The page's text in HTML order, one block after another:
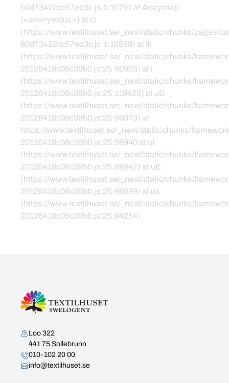
60d73422cc57ed3c.js:1:10791 at Array.map
(<anonymous>) at O
(https://www.textilhuset.se/_next/static/chunks/pages/
60d73422cc57ed3c.js:1:10598) at lk
(https://www.textilhuset.se/_next/static/chunks/
20126418c06c39b0.js:25:60903) at i
(https://www.textilhuset.se/_next/static/chunks/
20126418c06c39b0.js:25:119420) at uD
(https://www.textilhuset.se/_next/static/chunks/
20126418c06c39b0.js:25:99073) at
https://www.textilhuset.se/_next/static/chunks/
20126418c06c39b0.js:25:98940 at uI
(https://www.textilhuset.se/_next/static/chunks/
20126418c06c39b0.js:25:98947) at uE
(https://www.textilhuset.se/_next/static/chunks/
20126418c06c39b0.js:25:95699) at ux
(https://www.textilhuset.se/_next/static/chunks/
20126418c06c39b0.js:25:94254)
Kontakta oss
Loo 322
441 75 Sollebrunn
010-102 20 00
info@textilhuset.se